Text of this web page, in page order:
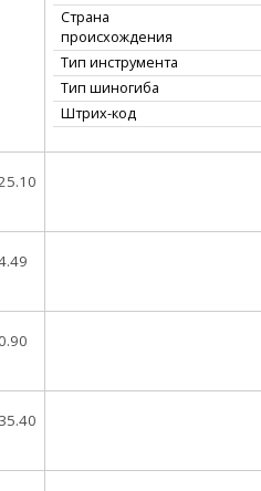
Страна
происхождения
Тип инструмента
Тип шиногиба
Штрих-код